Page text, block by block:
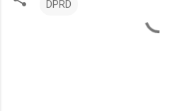
DPRD